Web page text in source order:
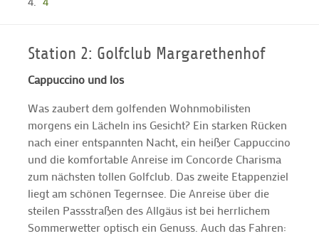
Station 2: Golfclub Margarethenhof
Cappuccino und los
Was zaubert dem golfenden Wohnmobilisten
morgens ein Lächeln ins Gesicht? Ein starken Rücken
nach einer entspannten Nacht, ein heißer Cappuccino
und die komfortable Anreise im Concorde Charisma
zum nächsten tollen Golfclub. Das zweite Etappenziel
liegt am schönen Tegernsee. Die Anreise über die
steilen Passstraßen des Allgäus ist bei herrlichem
Sommerwetter optisch ein Genuss. Auch das Fahren: